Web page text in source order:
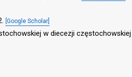
[Google Scholar]
w diecezji częstochowskiej